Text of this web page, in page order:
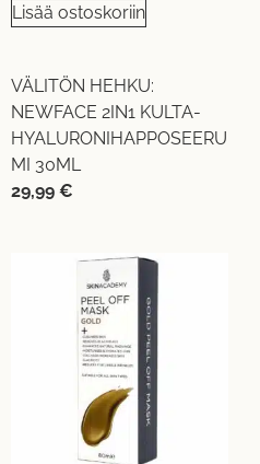
Lisää ostoskoriin
VÄLITÖN HEHKU:
NEWFACE 2IN1 KULTA-
HYALURONIHAPPOSEERU
MI 30ML
29,99 €